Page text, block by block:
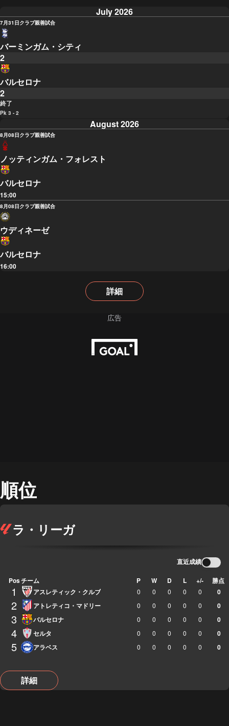
July 2026
7月31日クラブ親善試合
バーミンガム・シティ
2
バルセロナ
2
終了
Pk 3 - 2
August 2026
8月08日クラブ親善試合
ノッティンガム・フォレスト
バルセロナ
15:00
8月08日クラブ親善試合
ウディネーゼ
バルセロナ
16:00
詳細
順位
ラ・リーガ
直近成績
Posチーム P W D L +/- 勝点
1 アスレティック・クルブ 0 0 0 0 0 0
2 アトレティコ・マドリー 0 0 0 0 0 0
3 バルセロナ 0 0 0 0 0 0
4 セルタ 0 0 0 0 0 0
5 アラベス 0 0 0 0 0 0
詳細